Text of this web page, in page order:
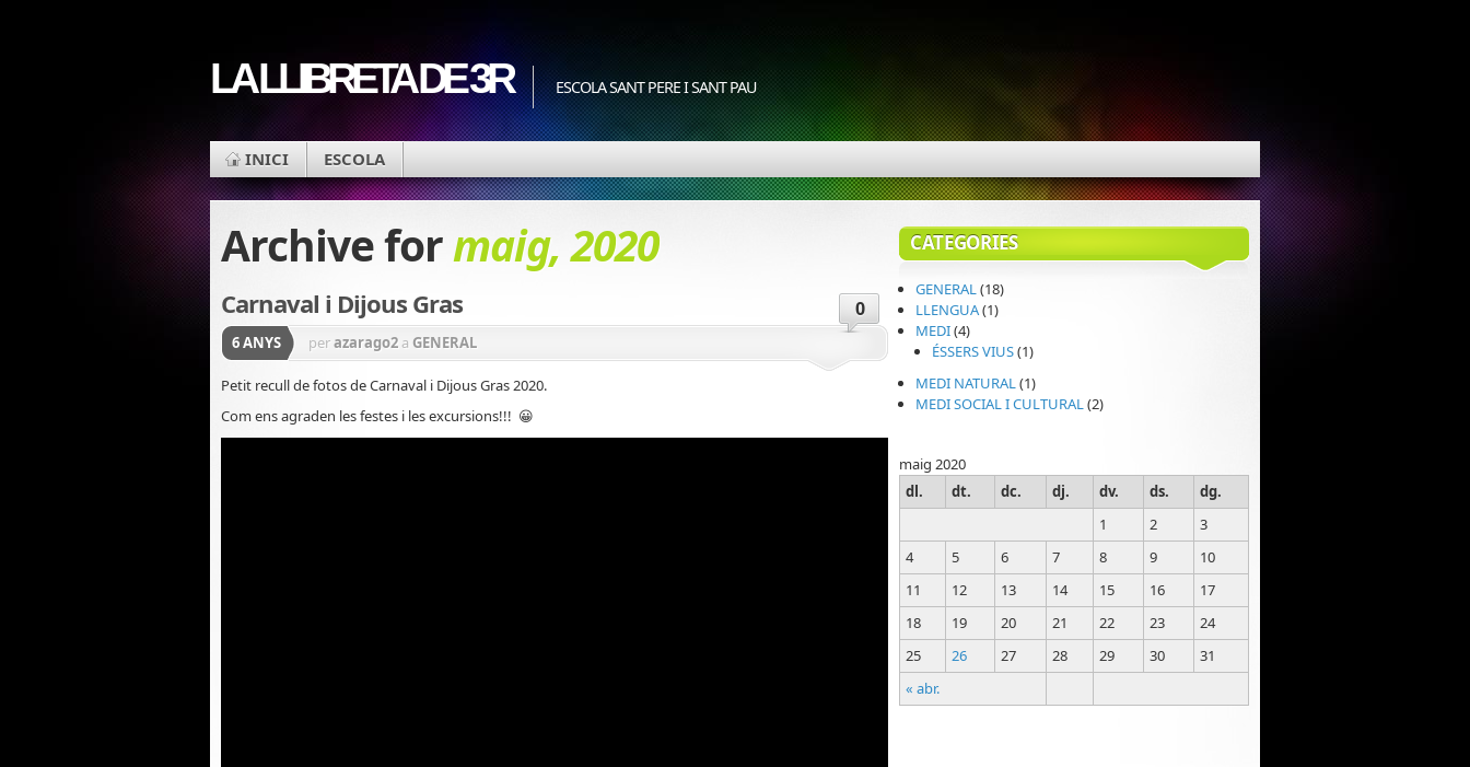
LA LLIBRETA DE 3R ESCOLA SANT PERE I SANT PAU
INICI ESCOLA
Archive formaig, 2020
Carnaval i Dijous Gras 0
6 ANYS perazarago2 a GENERAL
Petit recull de fotos de Carnaval i Dijous Gras 2020.
Com ens agraden les festes i les excursions!!! 😀
CATEGORIES
GENERAL(18)
LLENGUA(1)
MEDI(4)
ÉSSERS VIUS(1)
MEDI NATURAL(1)
MEDI SOCIAL I CULTURAL(2)
maig 2020
dl.
dt. dc. dj. dv. ds. dg.
« abr.
1 2
3
4
5 6 7 8 9
10
11
12 13 14 15 16
17
18
19 20 21 22 23
24
25
26 27 28 29 30 31